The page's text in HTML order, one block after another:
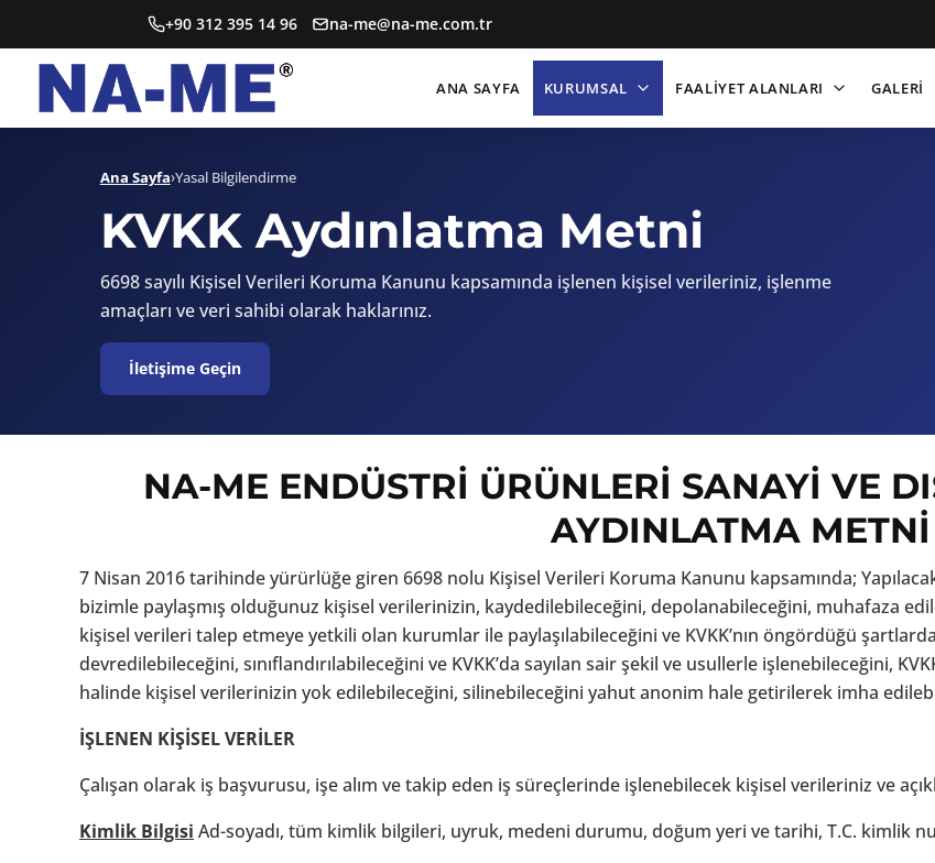
+90 312 395 14 96 na-me@na-me.com.tr
ANA SAYFA KURUMSAL FAALİYET ALANLARI GALERİ
Ana Sayfa›Yasal Bilgilendirme
KVKK Aydınlatma Metni
6698 sayılı Kişisel Verileri Koruma Kanunu kapsamında işlenen kişisel verileriniz, işlenme
amaçları ve veri sahibi olarak haklarınız.
İletişime Geçin
NA-ME ENDÜSTRİ ÜRÜNLERİ SANAYİ VE
AYDINLATMA METNİ
7 Nisan 2016 tarihinde yürürlüğe giren 6698 nolu Kişisel Verileri Koruma Kanunu kapsamında;
bizimle paylaşmış olduğunuz kişisel verilerinizin, kaydedilebileceğini, depolanabileceğini, muhafaza
kişisel verileri talep etmeye yetkili olan kurumlar ile paylaşılabileceğini ve KVKK’nın öngördüğü
devredilebileceğini, sınıflandırılabileceğini ve KVKK’da sayılan sair şekil ve usullerle işlenebileceğini,
halinde kişisel verilerinizin yok edilebileceğini, silinebileceğini yahut anonim hale getirilerek imha
İŞLENEN KİŞİSEL VERİLER
Çalışan olarak iş başvurusu, işe alım ve takip eden iş süreçlerinde işlenebilecek kişisel verileriniz ve
Kimlik Bilgisi Ad-soyadı, tüm kimlik bilgileri, uyruk, medeni durumu, doğum yeri ve tarihi, T.C. kimlik